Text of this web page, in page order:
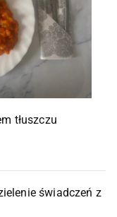
tłuszczu
świadczeń z